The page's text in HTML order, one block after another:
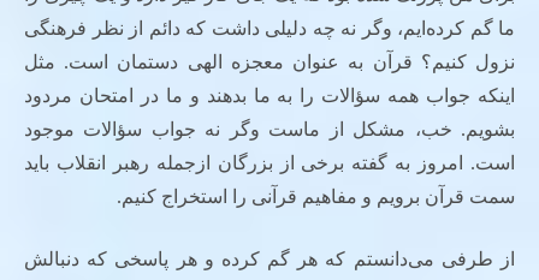
ما گم کرده‌ایم، وگر نه چه دلیلی داشت که دائم از نظر فرهنگی
نزول کنیم؟ قرآن به عنوان معجزه الهی دستمان است. مثل
اینکه جواب همه سؤالات را به ما بدهند و ما در امتحان مردود
بشویم. خب، مشکل از ماست وگر نه جواب سؤالات موجود
است. امروز به گفته برخی از بزرگان ازجمله رهبر انقلاب باید
سمت قرآن برویم و مفاهیم قرآنی را استخراج کنیم.
از طرفی می‌دانستم که هر گم کرده و هر پاسخی که دنبالش